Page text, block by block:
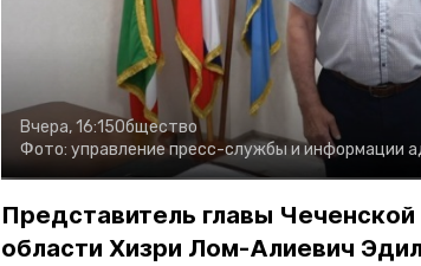
Вчера, 16:15Общество
Фото: управление пресс-службы и информации
Представитель главы
области Хизри Лом-Алиевич